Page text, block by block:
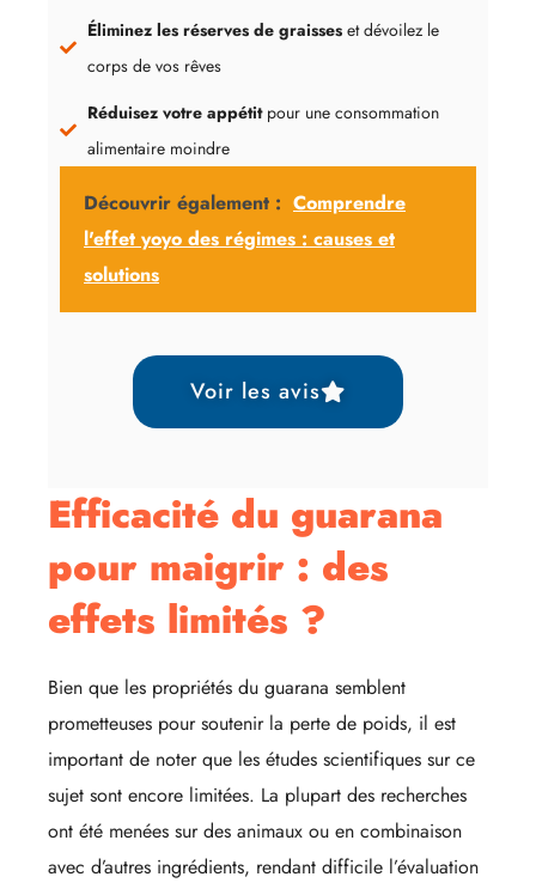
Éliminez les réserves de graisseset dévoilez le
corps de vos rêves
Réduisez votre appétitpour une consommation
alimentaire moindre
Découvrir également : Comprendre
l'effet yoyo des régimes : causes et
solutions
Voir les avis
Efficacité du guarana
pour maigrir : des
effets limités ?
Bien que les propriétés du guarana semblent
prometteuses pour soutenir la perte de poids, il est
important de noter que les études scientifiques sur ce
sujet sont encore limitées. La plupart des recherches
ont été menées sur des animaux ou en combinaison
avec d’autres ingrédients, rendant difficile l’évaluation